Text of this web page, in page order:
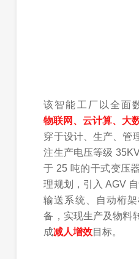
该智能工厂以全面
物联网、云计算、大
穿于设计、生产、管
注生产电压等级
于 25 吨的干式变压
理规划，引入 AGV
输送系统、自动桁
备，实现生产及物料
成减人增效目标。